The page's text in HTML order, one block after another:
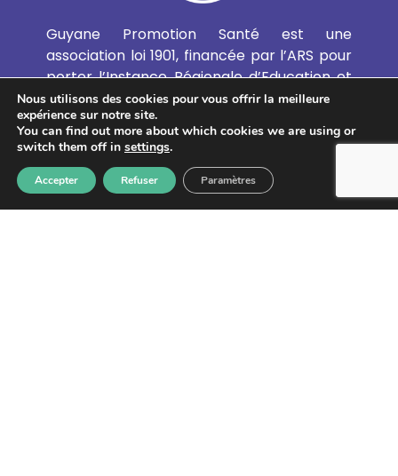
Guyane Promotion Santé est une
association loi 1901, financée par l’ARS pour
porter l’Instance Régionale d’Education et
Promotion de la Santé (IREPS de Guyane).
Elle favorise le développement de
l’Education et de la Promotion de la Santé
et de l’Education Thérapeutique du Patient
en Guyane.
Nous utilisons des cookies pour vous offrir la meilleure
expérience sur notre site.
You can find out more about which cookies we are using or
switch them off in settings.
Accepter Refuser Paramètres